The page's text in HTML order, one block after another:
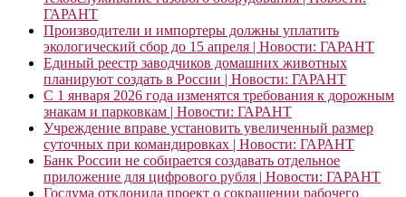
ГАРАНТ
Производители и импортеры должны уплатить
экологический сбор до 15 апреля | Новости: ГАРАНТ
Единый реестр заводчиков домашних животных
планируют создать в России | Новости: ГАРАНТ
С 1 января 2026 года изменятся требования к дорожным
знакам и парковкам | Новости: ГАРАНТ
Учреждение вправе установить увеличенный размер
суточных при командировках | Новости: ГАРАНТ
Банк России не собирается создавать отдельное
приложение для цифрового рубля | Новости: ГАРАНТ
Госдума отклонила проект о сокращении рабочего